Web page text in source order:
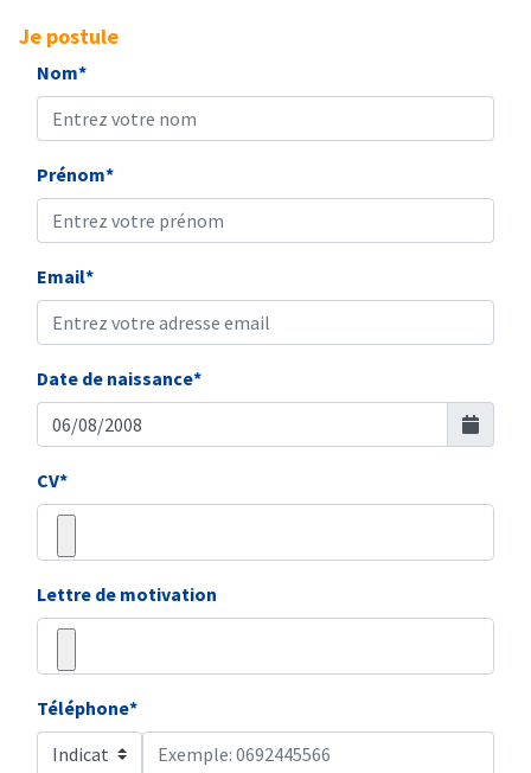
Je postule
Nom*
Prénom*
Email*
Date de naissance*
CV*
Lettre de motivation
Téléphone*